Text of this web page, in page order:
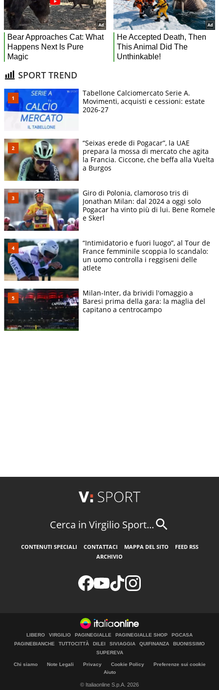
SPORT TREND
Tabellone Calciomercato Serie A.
Movimenti, acquisti e cessioni: estate
2026-27
“Seixas erede di Pogacar”, la UAE
prepara la mossa di mercato che agita
la Francia. Ciccone, che beffa alla Vuelta
a Burgos
Giro di Polonia, clamoroso tris di
Jonathan Milan: dal 2024 a oggi solo
Pogacar ha vinto più di lui. Bene Romele
e Skerl
“Intimidatorio e fuori luogo”, al Tour de
France femminile scoppia lo scandalo:
un uomo controlla i reggiseni delle
atlete
Milan-Inter, da brividi l'omaggio a
Baresi prima della gara: la maglia del
capitano a centrocampo
Cerca in Virgilio Sport...
CONTENUTI SPECIALI CONTATTACI MAPPA DEL SITO
FEED RSS
ARCHIVIO
LIBERO VIRGILIO PAGINEGIALLE PAGINEGIALLE SHOP
PGCASA
PAGINEBIANCHE
TUTTOCITTÀ DILEI SIVIAGGIA QUIFINANZA
BUONISSIMO
SUPEREVA
Chi siamo Note Legali Privacy Cookie Policy
Preferenze sui cookie
Aiuto
© Italiaonline S.p.A. 2026